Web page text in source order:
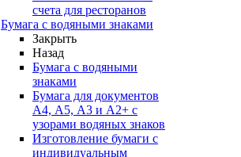
счета для ресторанов
Бумага с водяными знаками
Закрыть
Назад
Бумага с водяными
знаками
Бумага для документов
А4, А5, А3 и А2+ с
узорами водяных знаков
Изготовление бумаги с
индивидуальным